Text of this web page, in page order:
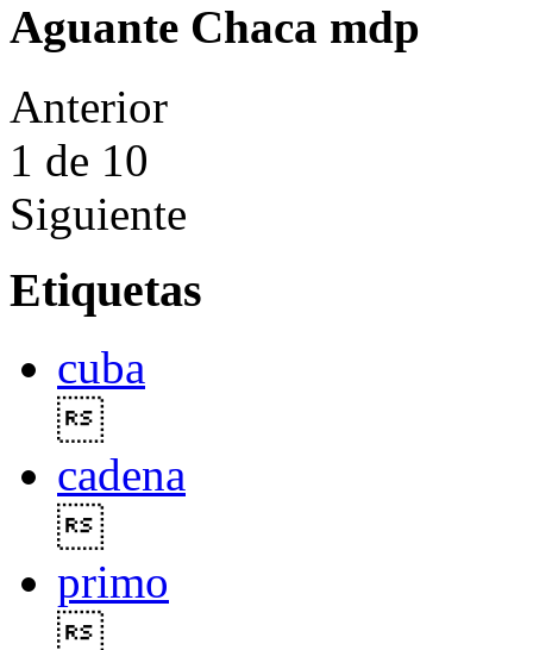
Aguante Chaca mdp
Anterior
1 de 10
Siguiente
Etiquetas
cuba
cadena
primo